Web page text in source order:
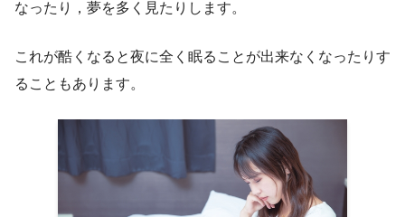
なったり，夢を多く見たりします。
これが酷くなると夜に全く眠ることが出来なくなったりす
ることもあります。